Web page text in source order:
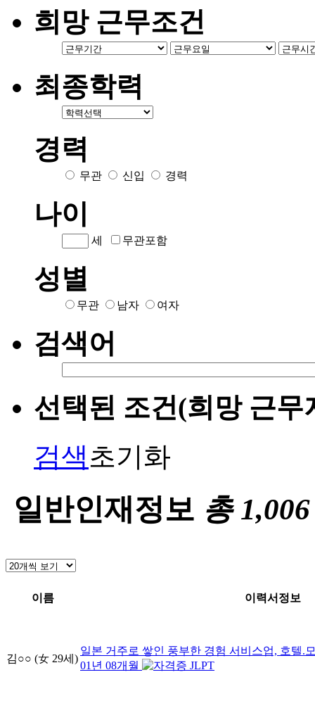
희망 근무조건
최종학력
경력
무관 신입 경력
나이
세 무관포함
성별
무관 남자 여자
검색어
선택된 조건(희망 근무
검색초기화
일반인재정보 총 1,006
이름 이력서정보
김○○ (女 29세)
일본 거주로 쌓인 풍부한 경험 서비스업, 호텔.
01 년 08개월 JLPT